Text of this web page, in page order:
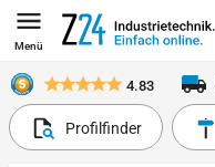
Menü
4.83
Profilfinder